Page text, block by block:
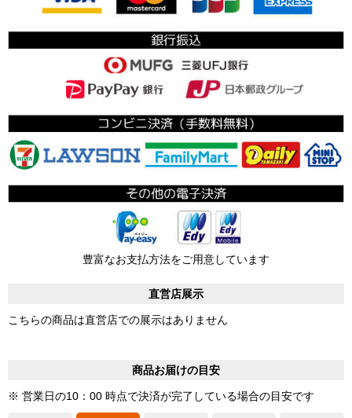
豊富なお支払方法をご用意しています
直営店展示
こちらの商品は直営店での展示はありません
商品お届けの目安
※ 営業日の10：00 時点で決済が完了している場合の目安です